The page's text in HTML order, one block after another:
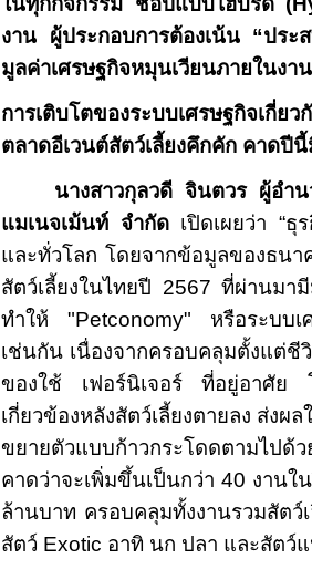
งาน ผู้ประกอบการต้องเน้น “ปร
มูลค่าเศรษฐกิจหมุนเวียนภายในงา
การเติบโตของระบบเศรษฐกิจเกี่ยว
ตลาดอีเวนต์สัตว์เลี้ยงคึกคัก คาดปี
นางสาวกุลวดี จินตวร ผู้อำ
แมเนจเม้นท์ จำกัด เปิดเผยว่า “ธุ
และทั่วโลก โดยจากข้อมูลของธน
สัตว์เลี้ยงในไทยปี 2567 ที่ผ่านม
ทำให้ "Petconomy" หรือระบบเ
เช่นกัน เนื่องจากครอบคลุมตั้งแต่ชี
ของใช้ เฟอร์นิเจอร์ ที่อยู่อาศัย
เกี่ยวข้องหลังสัตว์เลี้ยงตายลง ส่งผ
ขยายตัวแบบก้าวกระโดดตามไปด้
คาดว่าจะเพิ่มขึ้นเป็นกว่า 40 งาน
ล้านบาท ครอบคลุมทั้งงานรวมสัต
สัตว์ Exotic อาทิ นก ปลา และสัตว์